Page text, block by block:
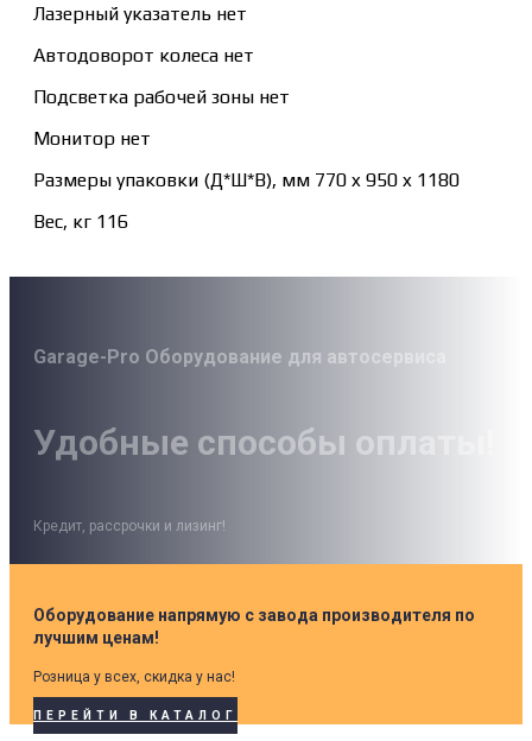
Лазерный указатель нет
Автодоворот колеса нет
Подсветка рабочей зоны нет
Монитор нет
Размеры упаковки (Д*Ш*В), мм 770 x 950 x 1180
Вес, кг 116
Garage-Pro Оборудование для автосервиса
Удобные способы оплаты!
Кредит, рассрочки и лизинг!
Оборудование напрямую с завода производителя по
лучшим ценам!
Розница у всех, скидка у нас!
ПЕРЕЙТИ В КАТАЛОГ